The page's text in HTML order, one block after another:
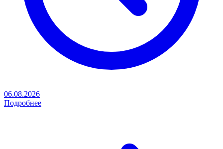
06.08.2026
Подробнее